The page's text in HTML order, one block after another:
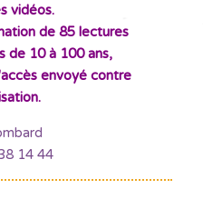
vidéos.
de 85 lectures
de 10 à 100 ans,
envoyé contre
14 44